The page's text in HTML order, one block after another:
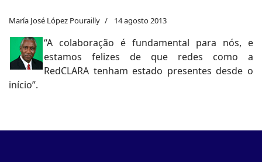
María José López Pourailly 14 agosto 2013
“A colaboração é fundamental para nós, e
estamos felizes de que redes como a
RedCLARA tenham estado presentes desde o
início”.